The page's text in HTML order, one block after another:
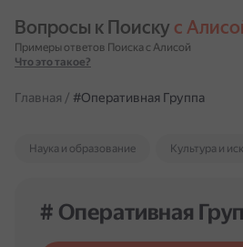
Вопросы к Поиску с
Примеры ответов Поиска с Алисой
Что это такое?
Главная / #Оперативная Группа
Наука и образование Культура и
# Оперативная